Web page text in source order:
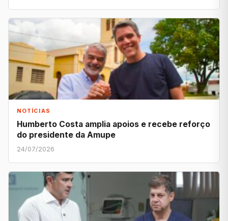
NOTÍCIAS
Humberto Costa amplia apoios e recebe reforço
do presidente da Amupe
24/07/2026